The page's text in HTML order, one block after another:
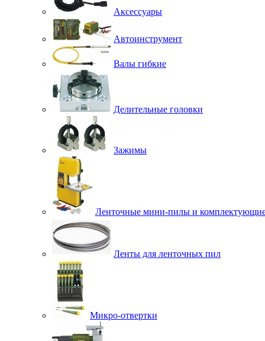
Аксессуары
Автоинструмент
Валы гибкие
Делительные головки
Зажимы
Ленточные мини-пилы и
Ленты для ленточных пил
Микро-отвертки